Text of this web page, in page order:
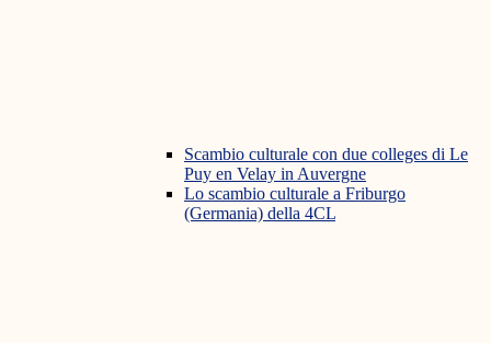
Scambio culturale con due colleges di Le
Puy en Velay in Auvergne
Lo scambio culturale a Friburgo
(Germania) della 4CL